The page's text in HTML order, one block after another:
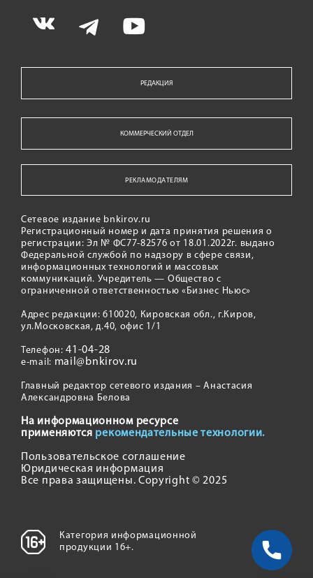
РЕДАКЦИЯ
КОММЕРЧЕСКИЙ ОТДЕЛ
РЕКЛАМОДАТЕЛЯМ
Сетевое издание bnkirov.ru
Регистрационный номер и дата принятия решения о
регистрации: Эл № ФС77-82576 от 18.01.2022г. выдано
Федеральной службой по надзору в сфере связи,
информационных технологий и массовых
коммуникаций. Учредитель — Общество с
ограниченной ответственностью «Бизнес Ньюс»
Адрес редакции: 610020, Кировская обл., г.Киров,
ул.Московская, д.40, офис 1/1
Телефон:41-04-28
e-mail: mail@bnkirov.ru
Главный редактор сетевого издания – Анастасия
Александровна Белова
На информационном ресурсе
применяются рекомендательные технологии.
Пользовательское соглашение
Юридическая информация
Все права защищены. Copyright © 2025
Категория информационной
продукции 16+.